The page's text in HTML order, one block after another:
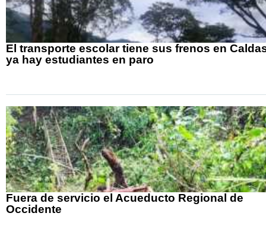
El transporte escolar tiene sus frenos en
ya hay estudiantes en paro
Fuera de servicio el Acueducto Regional de
Occidente